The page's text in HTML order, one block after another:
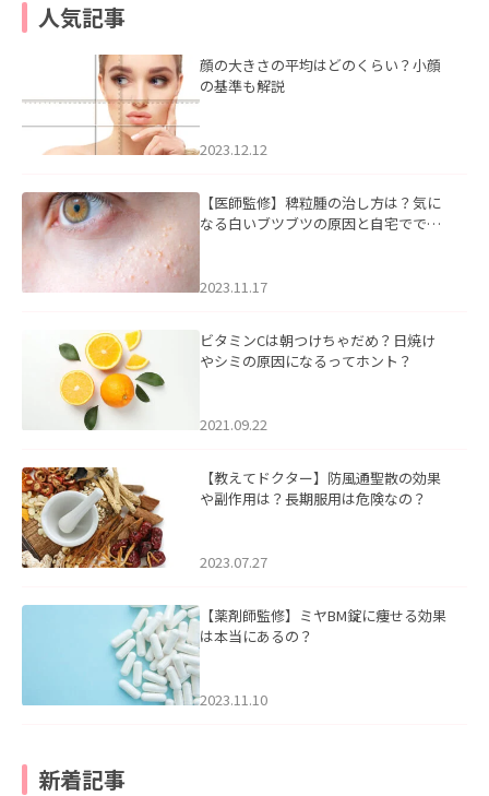
人気記事
顔の大きさの平均はどのくらい？小顔
の基準も解説
2023.12.12
【医師監修】稗粒腫の治し方は？気に
なる白いブツブツの原因と自宅ででき
2023.11.17
ビタミンCは朝つけちゃだめ？日焼け
やシミの原因になるってホント？
2021.09.22
【教えてドクター】防風通聖散の効果
や副作用は？長期服用は危険なの？
2023.07.27
【薬剤師監修】ミヤBM錠に痩せる効果
は本当にあるの？
2023.11.10
新着記事